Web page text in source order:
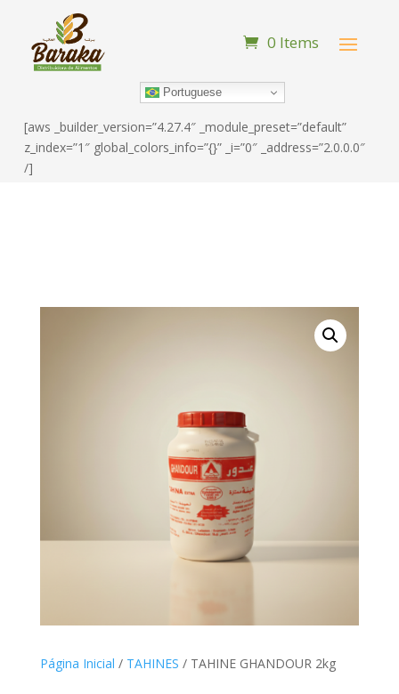
0 Items
Portuguese
[aws _builder_version=”4.27.4″ _module_preset=”default”
z_index=”1″ global_colors_info=”{}” _i=”0″ _address=”2.0.0.0″
/]
Página Inicial / TAHINES / TAHINE GHANDOUR 2kg